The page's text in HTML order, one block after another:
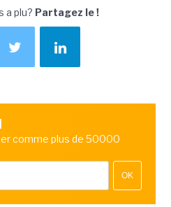
a plu? Partagez le !
comme plus de 50000
OK